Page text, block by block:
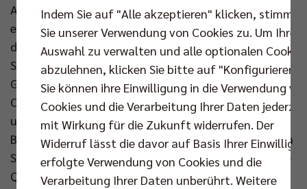
Außenangriff: BR Volleys Trainer Cedric Enard
entschied sich neben dem gesetzten Ruben Schott
diesmal für Timothée Carle in der Startformation.
Sein Gegenüber Liam Sketcher, der den aus privaten
Gründen verhinderten Uniteds-Headcoach
Christophe Achten vertrat, gab derweil Max Staples
und Viktor Lindberg den Vorzug gegenüber dem Ex-
Berliner Robin Baghdady. Dieses Pokalmatch war vom
Start weg ein gutklassiges. Beide Teams stellten ihre
Qualitäten im Angriff unter Beweis (6:6) und ein
Indem Sie auf "Alle akzeptieren" klicken, stimmen
Sie unserer Verwendung von Cookies zu. Um Ihre
Auswahl zu verwalten und alle optionalen Cookies
abzulehnen, klicken Sie bitte auf "Konfigurieren".
Sie können ihre Einwilligung in die Verwendung
Cookies und die Verarbeitung Ihrer Daten
mit Wirkung für die Zukunft widerrufen. Der
Widerruf lässt die davor auf Basis Ihrer
erfolgte Verwendung von Cookies und die
Verarbeitung Ihrer Daten unberührt. Weitere